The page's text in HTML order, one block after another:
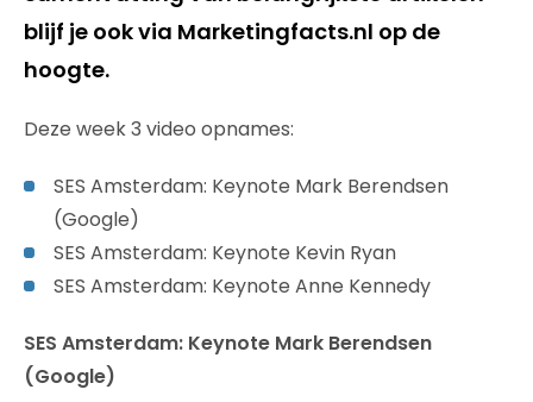
blijf je ook via Marketingfacts.nl op de
hoogte.
Deze week 3 video opnames:
SES Amsterdam: Keynote Mark Berendsen
(Google)
SES Amsterdam: Keynote Kevin Ryan
SES Amsterdam: Keynote Anne Kennedy
SES Amsterdam: Keynote Mark Berendsen
(Google)